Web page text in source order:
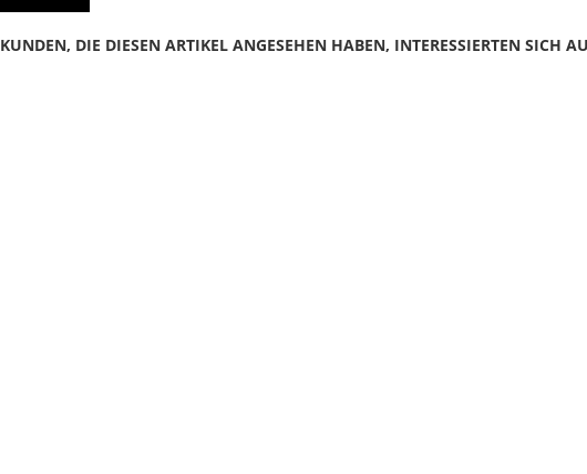
KUNDEN, DIE DIESEN ARTIKEL ANGESEHEN HABEN, INTERESSIERTEN SICH